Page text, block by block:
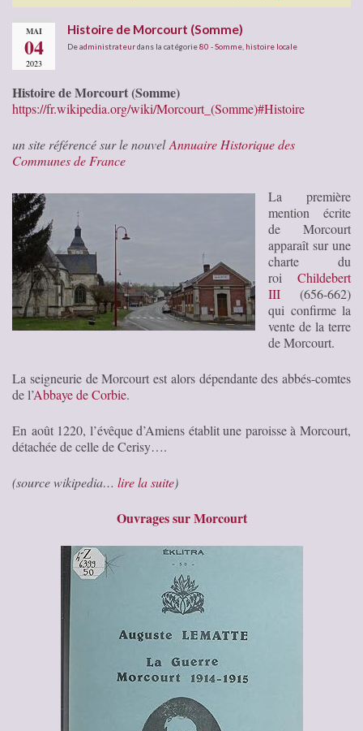
MAI
04
2023
Histoire de Morcourt (Somme)
Deadministrateurdans la catégorie80 - Somme histoire locale
Histoire de Morcourt (Somme)
https://fr.wikipedia.org/wiki/Morcourt_(Somme)#Histoire
un site référencé sur le nouvelAnnuaire Historique des
Communes de France
La première
mention écrite
de Morcourt
apparaît sur une
charte du
roi Childebert
III (656-662)
qui confirme la
vente de la terre
de Morcourt.
La seigneurie de Morcourt est alors dépendante des abbés-comtes
de l’Abbaye de Corbie.
En août 1220, l’évêque d’Amiens établit une paroisse à Morcourt,
détachée de celle de Cerisy….
(source wikipedia… lire la suite)
Ouvrages sur Morcourt